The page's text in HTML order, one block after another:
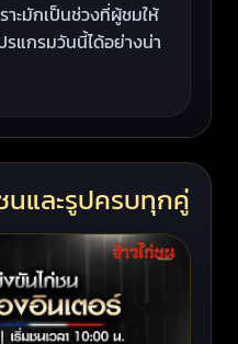
ะมักเป็นช่วงที่ผู้ชมให้
รแกรมวันนี้ได้อย่างน่า
นและรูปครบทุกคู่